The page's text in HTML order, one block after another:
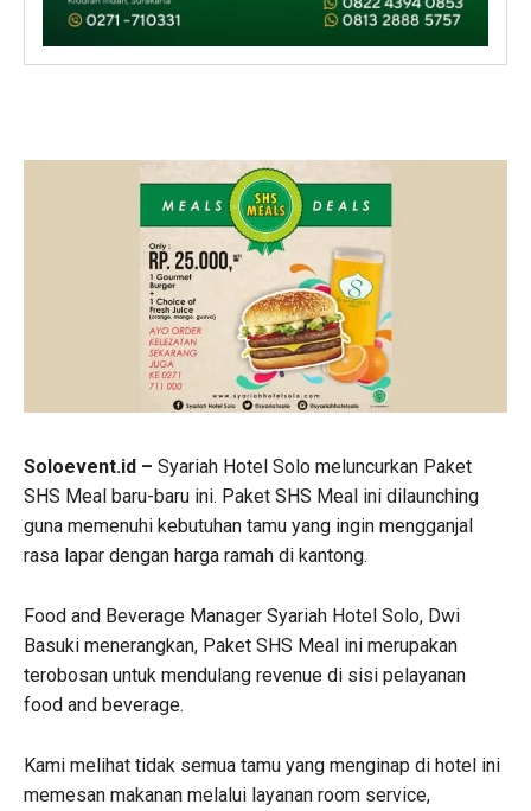
Soloevent.id – Syariah Hotel Solo meluncurkan Paket
SHS Meal baru-baru ini. Paket SHS Meal ini dilaunching
guna memenuhi kebutuhan tamu yang ingin mengganjal
rasa lapar dengan harga ramah di kantong.
Food and Beverage Manager Syariah Hotel Solo, Dwi
Basuki menerangkan, Paket SHS Meal ini merupakan
terobosan untuk mendulang revenue di sisi pelayanan
food and beverage.
Kami melihat tidak semua tamu yang menginap di hotel ini
memesan makanan melalui layanan room service,